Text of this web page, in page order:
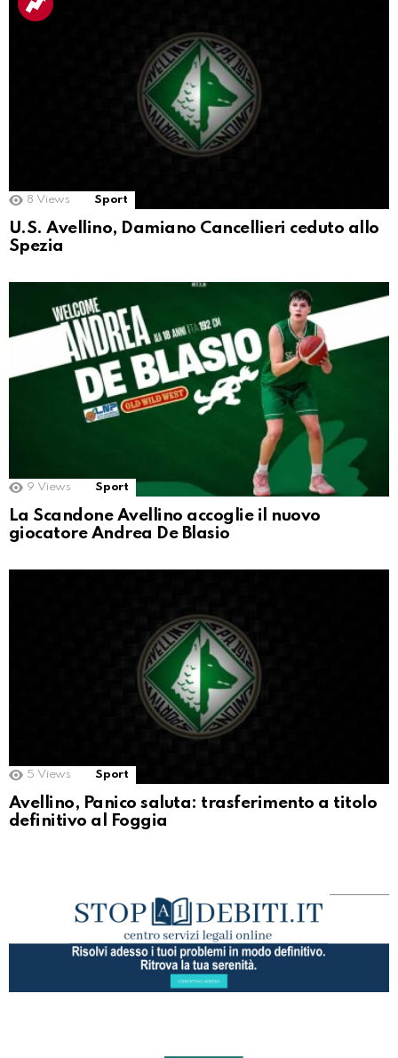
8 Views Sport
U.S. Avellino, Damiano Cancellieri ceduto allo
Spezia
9 Views Sport
La Scandone Avellino accoglie il nuovo
giocatore Andrea De Blasio
5 Views Sport
Avellino, Panico saluta: trasferimento a titolo
definitivo al Foggia